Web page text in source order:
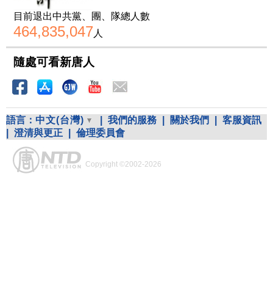
目前退出中共黨、團、隊總人數
464,835,047人
隨處可看新唐人
語言： 中文(台灣) 我們的服務 關於我們
客服資訊
澄清與更正 倫理委員會
Copyright ©2002-2026